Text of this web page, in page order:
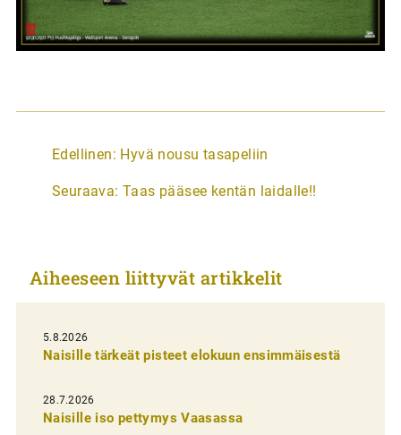
A
t
k
e
l
i
e
n
Edellinen: Hyvä nousu tasapeliin
Seuraava: Taas pääsee kentän laidalle!!
Aiheeseen liittyvät artikkelit
5.8.2026
Naisille tärkeät pisteet elokuun ensimmäisestä
28.7.2026
Naisille iso pettymys Vaasassa